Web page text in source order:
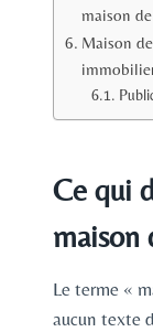
maison
Maison
Ce qui
maison
Le terme «
aucun texte